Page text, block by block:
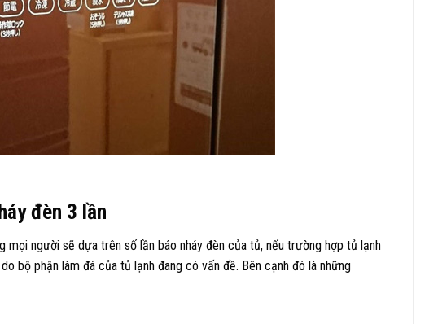
đèn 3 lần
người sẽ dựa trên số lần báo nháy đèn của tủ, nếu trường hợp tủ lạnh
bộ phận làm đá của tủ lạnh đang có vấn đề. Bên cạnh đó là những